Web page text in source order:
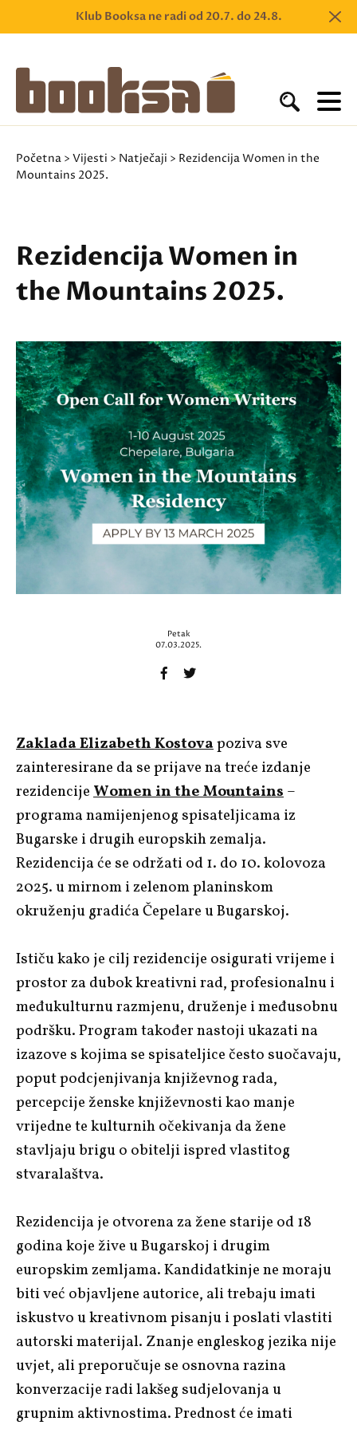
Klub Booksa ne radi od 20.7. do 24.8.
Početna > Vijesti > Natječaji > Rezidencija Women in the
Mountains 2025.
Rezidencija Women in
the Mountains 2025.
Petak
07.03.2025.
Zaklada Elizabeth Kostovapoziva sve
zainteresirane da se prijave na treće izdanje
rezidencijeWomen in the Mountains–
programa namijenjenog spisateljicama iz
Bugarske i drugih europskih zemalja.
Rezidencija će se održati od 1. do 10. kolovoza
2025. u mirnom i zelenom planinskom
okruženju gradića Čepelare u Bugarskoj.
Ističu kako je cilj rezidencije osigurati vrijeme i
prostor za dubok kreativni rad, profesionalnu i
međukulturnu razmjenu, druženje i međusobnu
podršku. Program također nastoji ukazati na
izazove s kojima se spisateljice često suočavaju,
poput podcjenjivanja književnog rada,
percepcije ženske književnosti kao manje
vrijedne te kulturnih očekivanja da žene
stavljaju brigu o obitelji ispred vlastitog
stvaralaštva.
Rezidencija je otvorena za žene starije od 18
godina koje žive u Bugarskoj i drugim
europskim zemljama. Kandidatkinje ne moraju
biti već objavljene autorice, ali trebaju imati
iskustvo u kreativnom pisanju i poslati vlastiti
autorski materijal. Znanje engleskog jezika nije
uvjet, ali preporučuje se osnovna razina
konverzacije radi lakšeg sudjelovanja u
grupnim aktivnostima. Prednost će imati